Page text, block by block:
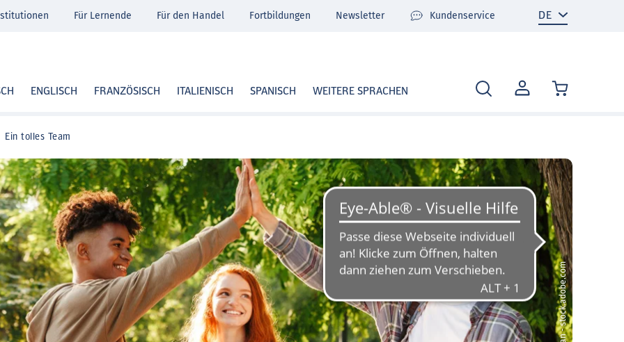
MEIN
KONTO
ENGLISCH FRANZÖSISCH ITALIENISCH SPANISCH WEITERE SPRACHEN
Für Lernende Für den Handel Fortbildungen Newsletter Kundenservice
Ein tolles Team